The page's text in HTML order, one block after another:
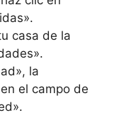
casa de la
la
el campo de